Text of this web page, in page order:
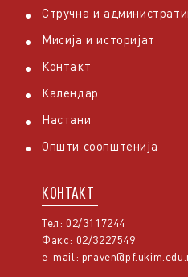
Стручна и
Мисија и историјат
Контакт
Календар
Настани
Општи соопштенија
КОНТАКТ
Тел: 02/3117244
Факс: 02/3227549
e-mail: